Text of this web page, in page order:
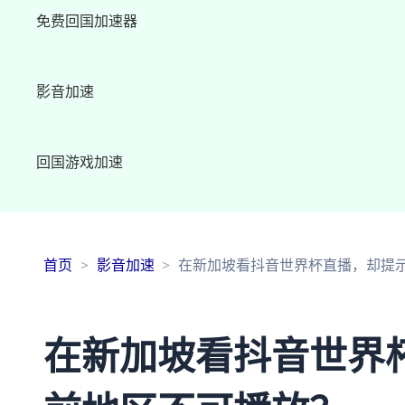
免费回国加速器
影音加速
回国游戏加速
首页 影音加速 在新加坡看抖音世界杯直播，却提
在新加坡看抖音世界